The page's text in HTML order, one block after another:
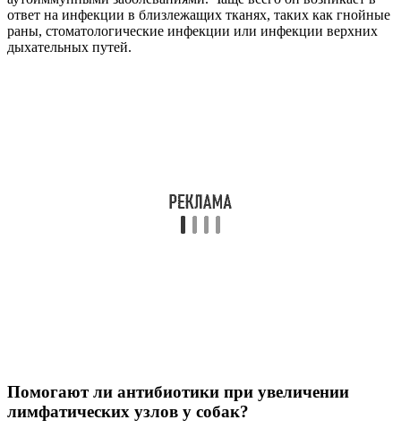
ответ на инфекции в близлежащих тканях, таких как гнойные
раны, стоматологические инфекции или инфекции верхних
дыхательных путей.
Помогают ли антибиотики при увеличении
лимфатических узлов у собак?